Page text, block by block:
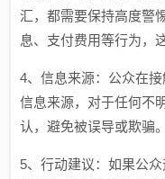
汇，都需要保持高度警
息、支付费用等行为，
4、信息来源：公众在
信息来源，对于任何不
认，避免被误导或欺骗。
5、行动建议：如果公